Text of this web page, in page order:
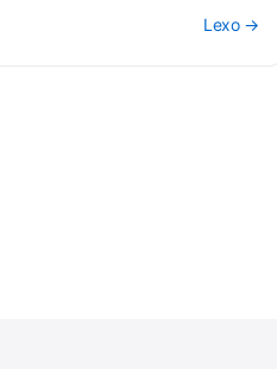
Lexo →